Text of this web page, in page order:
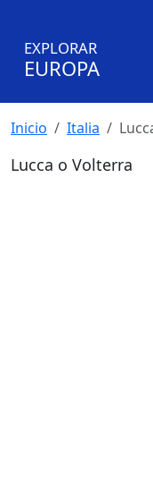
EXPLORAR
EUROPA
Inicio Italia
Lucca o Volterra